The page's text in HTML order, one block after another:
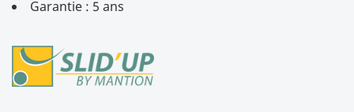
Garantie : 5 ans